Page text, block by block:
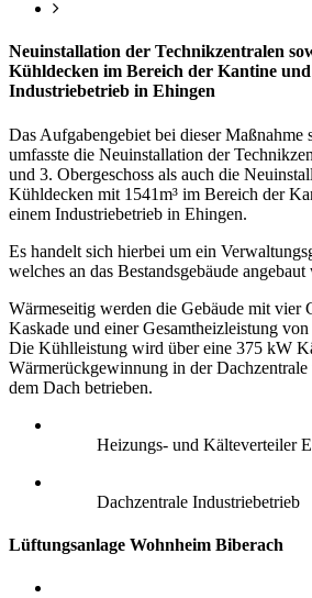
Neuinstallation der Technikzentralen
Kühldecken im Bereich der Kantine
Industriebetrieb in Ehingen
Das Aufgabengebiet bei dieser Maßnahme
umfasste die Neuinstallation der
und 3. Obergeschoss als auch die
Kühldecken mit 1541m³ im Bereich der
einem Industriebetrieb in Ehingen.
Es handelt sich hierbei um ein
welches an das Bestandsgebäude angebaut
Wärmeseitig werden die Gebäude mit vier
Kaskade und einer Gesamtheizleistung
Die Kühlleistung wird über eine 375 kW
Wärmerückgewinnung in der
dem Dach betrieben.
Heizungs- und Kälteverteiler
Dachzentrale Industriebetrieb
Lüftungsanlage Wohnheim Biberach